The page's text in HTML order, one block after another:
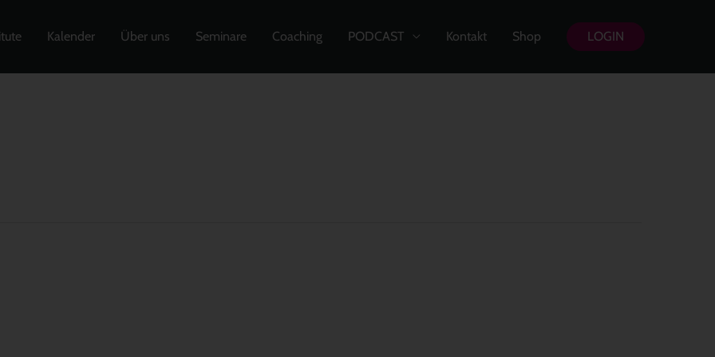
Kalender Über uns Seminare Coaching PODCAST Kontakt Shop LOGIN